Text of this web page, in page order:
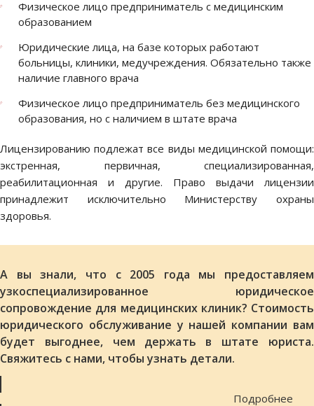
Физическое лицо предприниматель с медицинским
образованием
Юридические лица, на базе которых работают
больницы, клиники, медучреждения. Обязательно также
наличие главного врача
Физическое лицо предприниматель без медицинского
образования, но с наличием в штате врача
Лицензированию подлежат все виды медицинской помощи:
экстренная, первичная, специализированная,
реабилитационная и другие. Право выдачи лицензии
принадлежит исключительно Министерству охраны
здоровья.
А вы знали, что с 2005 года мы предоставляем
узкоспециализированное юридическое
сопровождение для медицинских клиник? Стоимость
юридического обслуживание у нашей компании вам
будет выгоднее, чем держать в штате юриста.
Свяжитесь с нами, чтобы узнать детали.
Подробнее